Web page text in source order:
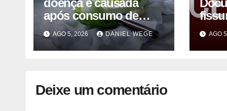
doença é causada
após consumo de
alface contaminada
AGO 5, 2026 DANIEL WEGE
após
AGO
Deixe um comentário